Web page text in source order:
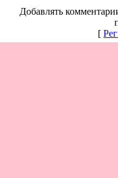
Добавлять
[